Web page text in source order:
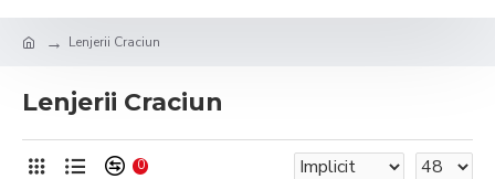
Lenjerii Craciun
Lenjerii Craciun
0